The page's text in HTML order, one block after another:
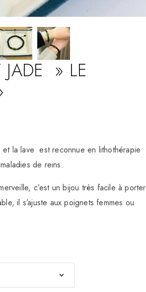
JADE » LE
et la lave est reconnue en lithothérapie
de reins.
c’est un bijou très facile à porter
il s’ajuste aux poignets femmes ou